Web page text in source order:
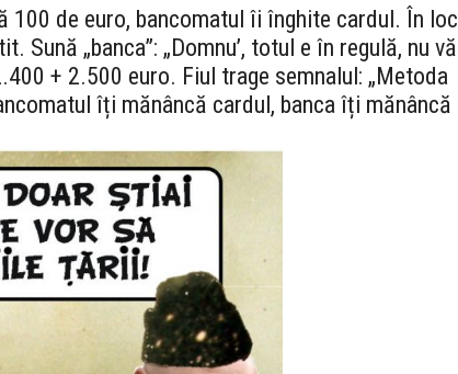
100 de euro, bancomatul îi înghite cardul. În loc
„banca”: „Domnu’, totul e în regulă, nu vă
+ 2.500 euro. Fiul trage semnalul: „Metoda
îți mănâncă cardul, banca îți mănâncă